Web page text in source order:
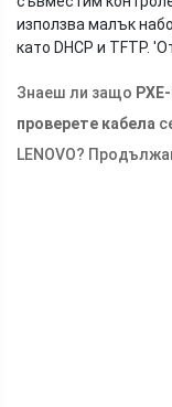
използва малък
като DHCP и TFTP. '
Знаеш ли защо
проверете кабела
LENOVO?